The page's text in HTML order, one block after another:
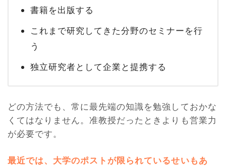
書籍を出版する
これまで研究してきた分野のセミナーを行
う
独立研究者として企業と提携する
どの方法でも、常に最先端の知識を勉強しておかな
くてはなりません。准教授だったときよりも営業力
が必要です。
最近では、大学のポストが限られているせいもあ